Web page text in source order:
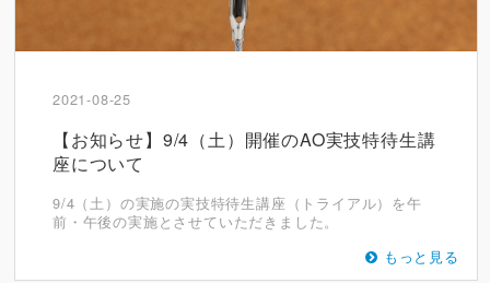
2021-08-25
【お知らせ】9/4（土）開催のAO実技特待生講
座について
9/4（土）の実施の実技特待生講座（トライアル）を午
前・午後の実施とさせていただきました。
もっと見る